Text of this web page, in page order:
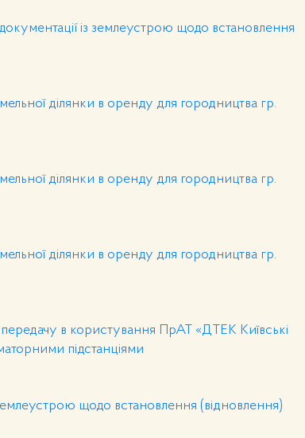
із землеустрою щодо встановлення
ділянки в оренду для городництва гр.
ділянки в оренду для городництва гр.
ділянки в оренду для городництва гр.
в користування ПрАТ «ДТЕК Київські
підстанціями
щодо встановлення (відновлення)